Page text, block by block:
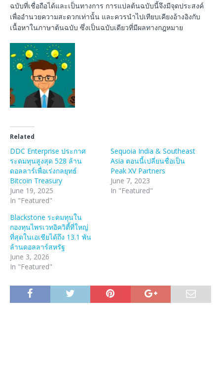
ฉบับที่เชื่อถือได้และเป็นทางการ การแปลต้นฉบับนี้จึงมีจุดประสงค์
เพื่ออำนวยความสะดวกเท่านั้น และควรนำไปเทียบเคียงอ้างอิงกับ
เนื้อหาในภาษาต้นฉบับ ซึ่งเป็นฉบับเดียวที่มีผลทางกฎหมาย
Related
DDC Enterprise ประกาศ
ระดมทุนสูงสุด 528 ล้าน
ดอลลาร์เพื่อเร่งกลยุทธ์
Bitcoin Treasury
June 19, 2025
In "Featured"
Sequoia India & Southeast
Asia ตอนนี้เปลี่ยนชื่อเป็น
Peak XV Partners
June 7, 2023
In "Featured"
Blackstone ระดมทุนใน
กองทุนไพรเวทอิควิตี้ที่ใหญ่
ที่สุดในเอเชียได้ถึง 13.1 พัน
ล้านดอลลาร์สหรัฐ
June 3, 2026
In "Featured"